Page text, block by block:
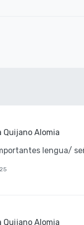
Quijano Alomia
lengua/
Quijano Alomia